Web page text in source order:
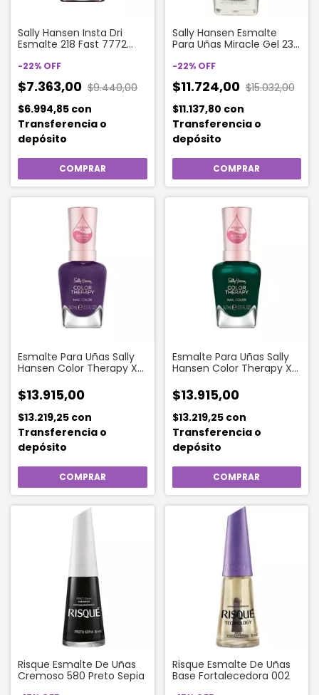
Sally Hansen Insta Dri
Esmalte 218 Fast 7772
-22% OFF
$7.363,00 $9.440,00
$6.994,85 con
Transferencia o
depósito
Sally Hansen Esmalte
Para Uñas Miracle Gel 232
-22% OFF
$11.724,00 $15.032,00
$11.137,80 con
Transferencia o
depósito
Esmalte Para Uñas Sally
Hansen Color Therapy X
Confident queen
$13.915,00
$13.219,25 con
Transferencia o
depósito
Esmalte Para Uñas Sally
Hansen Color Therapy X
Green
$13.915,00
$13.219,25 con
Transferencia o
depósito
Risque Esmalte De Uñas
Cremoso 580 Preto Sepia
Risque Esmalte De Uñas
Base Fortalecedora 002